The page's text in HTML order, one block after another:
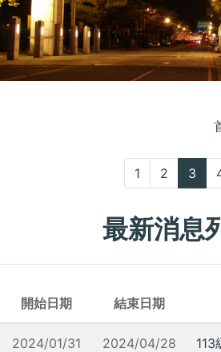
1 2 3
最新消息
開始日期 結束日期
2024/01/31 2024/04/28
113